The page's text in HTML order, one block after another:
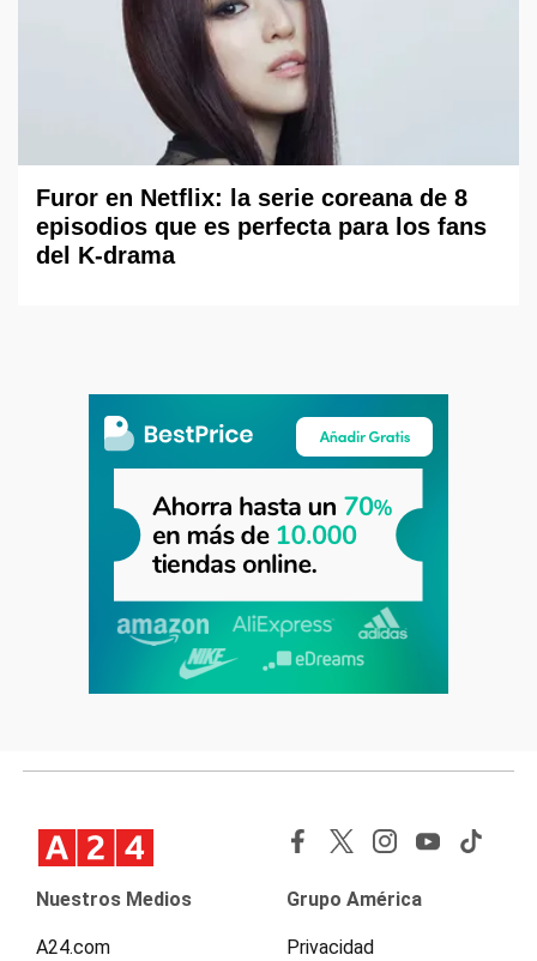
Furor en Netflix: la serie coreana de 8
episodios que es perfecta para los fans
del K-drama
Nuestros Medios
A24.com
Grupo América
Privacidad